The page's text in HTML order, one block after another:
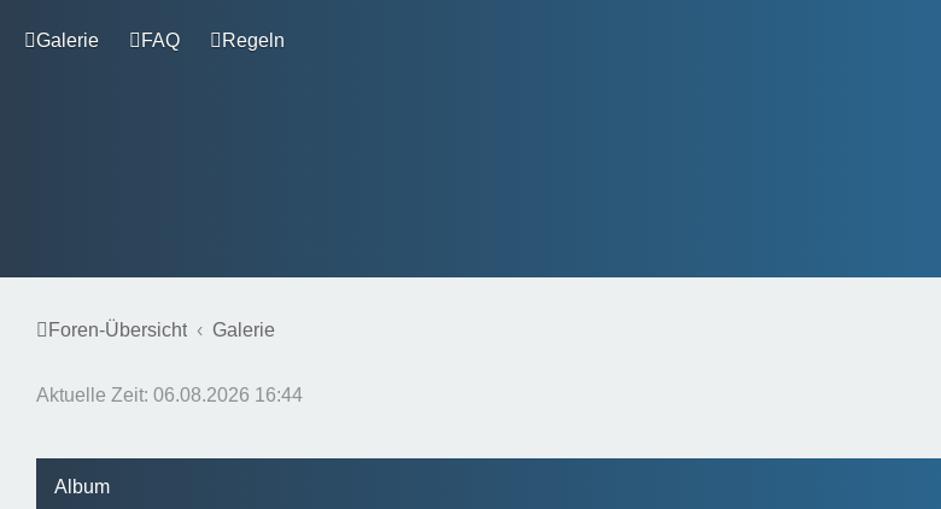
Galerie FAQ Regeln
Foren-Übersicht Galerie
Aktuelle Zeit: 06.08.2026 16:44
Album